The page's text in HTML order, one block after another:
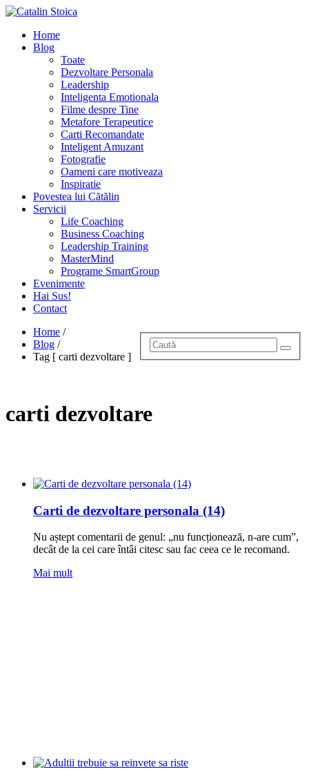
Home
Blog
Toate
Dezvoltare Personala
Leadership
Inteligenta Emotionala
Filme despre Tine
Metafore Terapeutice
Carti Recomandate
Inteligent Amuzant
Fotografie
Oameni care motiveaza
Inspiratie
Povestea lui Cătălin
Servicii
Life Coaching
Business Coaching
Leadership Training
MasterMind
Programe SmartGroup
Evenimente
Hai Sus!
Contact
Home /
Blog /
Tag [ carti dezvoltare ]
carti dezvoltare
Carti de dezvoltare personala (14)
Nu aștept comentarii de genul: „nu funcționează, n-are cum”,
decât de la cei care întâi citesc sau fac ceea ce le recomand.
Mai mult